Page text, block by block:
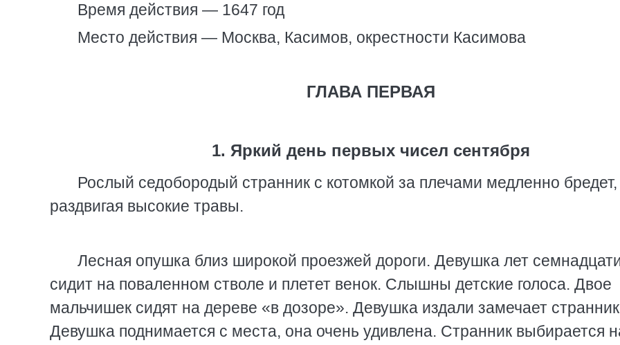
Время действия — 1647 год
Место действия — Москва, Касимов, окрестности Касимова
ГЛАВА ПЕРВАЯ
1. Яркий день первых чисел сентября
Рослый седобородый странник с котомкой за плечами медленно бредет,
раздвигая высокие травы.
Лесная опушка близ широкой проезжей дороги. Девушка лет
сидит на поваленном стволе и плетет венок. Слышны детские голоса. Двое
мальчишек сидят на дереве «в дозоре». Девушка издали замечает
Девушка поднимается с места, она очень удивлена. Странник выбирается